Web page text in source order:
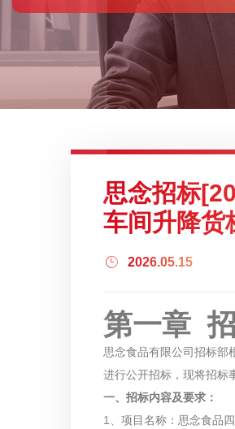
思念招标
车间升降货
2026.05.15
第一章
思念食品有限公司招标部
进行公开招标，现将招标
一、招标内容及要求 ：
1、项目名称：思念食品